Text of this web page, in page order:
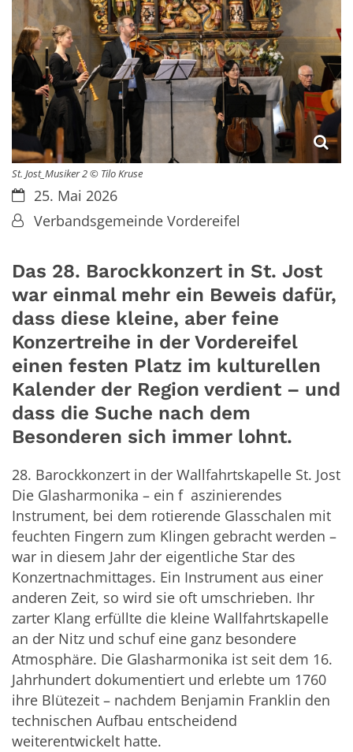
St. Jost_Musiker 2 © Tilo Kruse
Datum:25. Mai 2026
Von:Verbandsgemeinde Vordereifel
Das 28. Barockkonzert in St. Jost
war einmal mehr ein Beweis dafür,
dass diese kleine, aber feine
Konzertreihe in der Vordereifel
einen festen Platz im kulturellen
Kalender der Region verdient – und
dass die Suche nach dem
Besonderen sich immer lohnt.
28. Barockkonzert in der Wallfahrtskapelle St. Jost
Die Glasharmonika – ein f aszinierendes
Instrument, bei dem rotierende Glasschalen mit
feuchten Fingern zum Klingen gebracht werden –
war in diesem Jahr der eigentliche Star des
Konzertnachmittages. Ein Instrument aus einer
anderen Zeit, so wird sie oft umschrieben. Ihr
zarter Klang erfüllte die kleine Wallfahrtskapelle
an der Nitz und schuf eine ganz besondere
Atmosphäre. Die Glasharmonika ist seit dem 16.
Jahrhundert dokumentiert und erlebte um 1760
ihre Blütezeit – nachdem Benjamin Franklin den
technischen Aufbau entscheidend
weiterentwickelt hatte.